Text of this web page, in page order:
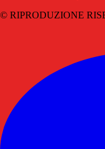
© RIPRODUZIONE